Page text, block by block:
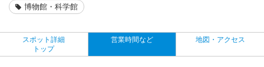
博物館・科学館
スポット詳細
トップ
営業時間など 地図・アクセス